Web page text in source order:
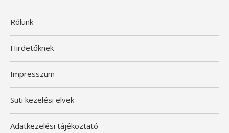
Rólunk
Hirdetőknek
Impresszum
Süti kezelési elvek
Adatkezelési tájékoztató